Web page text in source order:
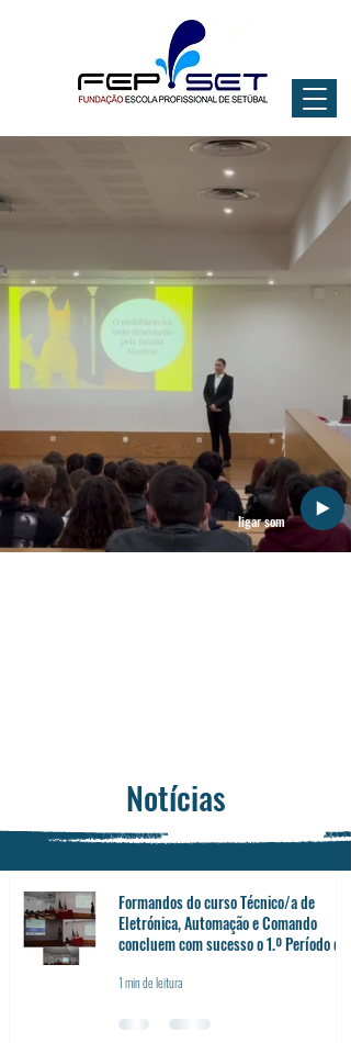
ligar som
Notícias
Formandos do curso Técnico/a de
Eletrónica, Automação e Comando
concluem com sucesso o 1.º Período de
1 min de leitura